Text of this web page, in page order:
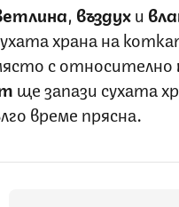
, въздухи
храна на
с относително
ще запази сухата
време прясна.